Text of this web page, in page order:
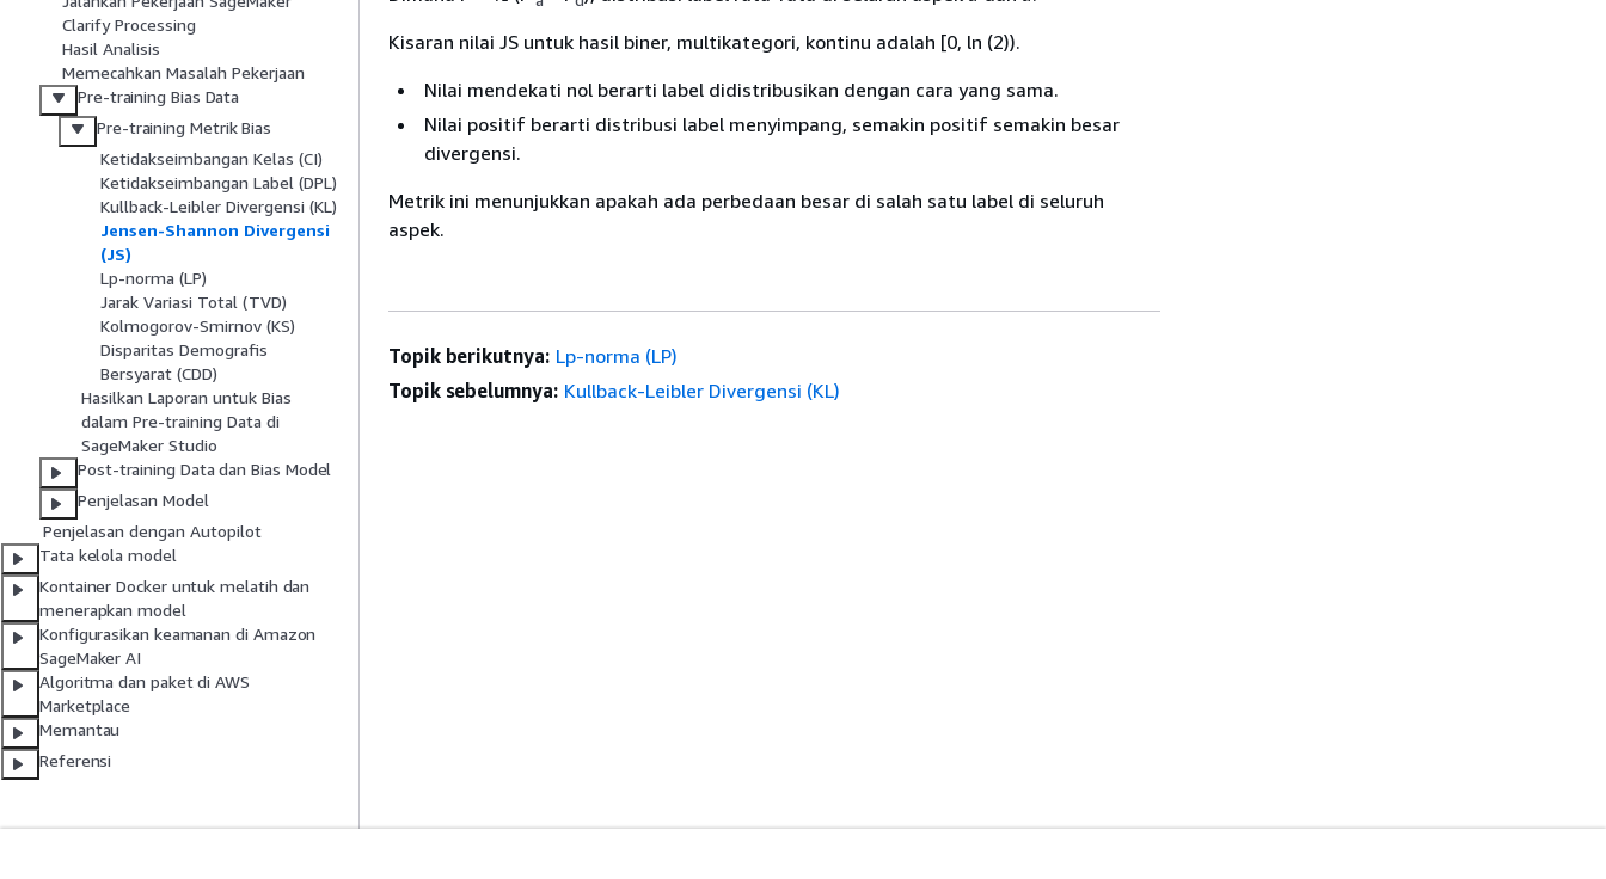
Clarify Processing
Hasil Analisis
Memecahkan Masalah Pekerjaan
Pre-training Bias Data
Pre-training Metrik Bias
Ketidakseimbangan Kelas (CI)
Ketidakseimbangan Label (DPL)
Kullback-Leibler Divergensi (KL)
Jensen-Shannon Divergensi
(JS)
Lp-norma (LP)
Jarak Variasi Total (TVD)
Kolmogorov-Smirnov (KS)
Disparitas Demografis
Bersyarat (CDD)
Hasilkan Laporan untuk Bias
dalam Pre-training Data di
SageMaker Studio
Post-training Data dan Bias Model
Penjelasan Model
Penjelasan dengan Autopilot
Tata kelola model
Kontainer Docker untuk melatih dan
menerapkan model
Konfigurasikan keamanan di Amazon
SageMaker AI
Algoritma dan paket di AWS
Marketplace
Memantau
Referensi
Kisaran nilai JS untuk hasil biner, multikategori, kontinu adalah [0, ln (2)).
Nilai mendekati nol berarti label didistribusikan dengan cara yang sama.
Nilai positif berarti distribusi label menyimpang, semakin positif semakin besar
divergensi.
Metrik ini menunjukkan apakah ada perbedaan besar di salah satu label di seluruh
aspek.
Topik berikutnya: Lp-norma (LP)
Topik sebelumnya: Kullback-Leibler Divergensi (KL)